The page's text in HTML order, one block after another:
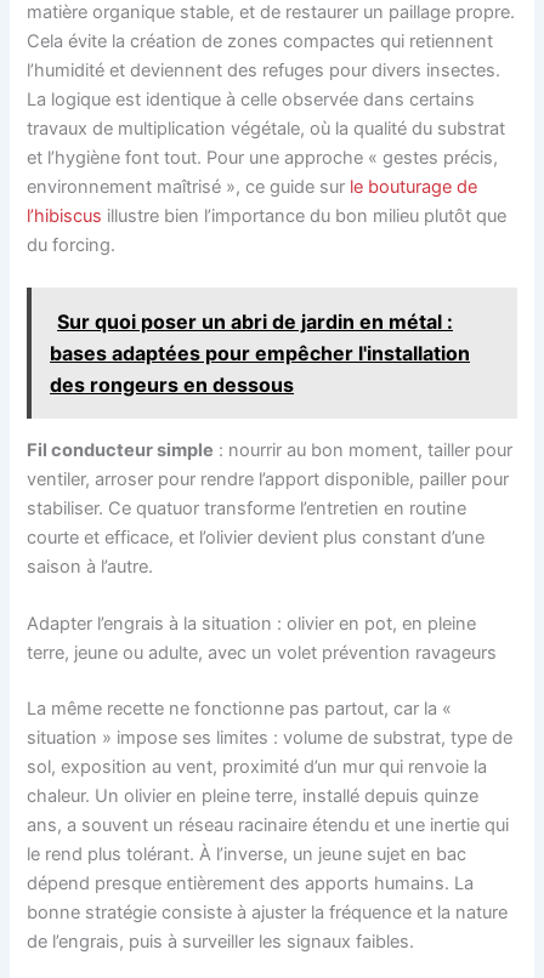
matière organique stable, et de restaurer un paillage propre.
Cela évite la création de zones compactes qui retiennent
l’humidité et deviennent des refuges pour divers insectes.
La logique est identique à celle observée dans certains
travaux de multiplication végétale, où la qualité du substrat
et l’hygiène font tout. Pour une approche « gestes précis,
environnement maîtrisé », ce guide sur le bouturage de
l’hibiscus illustre bien l’importance du bon milieu plutôt que
du forcing.
Sur quoi poser un abri de jardin en métal :
bases adaptées pour empêcher l'installation
des rongeurs en dessous
Fil conducteur simple : nourrir au bon moment, tailler pour
ventiler, arroser pour rendre l’apport disponible, pailler pour
stabiliser. Ce quatuor transforme l’entretien en routine
courte et efficace, et l’olivier devient plus constant d’une
saison à l’autre.
Adapter l’engrais à la situation : olivier en pot, en pleine
terre, jeune ou adulte, avec un volet prévention ravageurs
La même recette ne fonctionne pas partout, car la «
situation » impose ses limites : volume de substrat, type de
sol, exposition au vent, proximité d’un mur qui renvoie la
chaleur. Un olivier en pleine terre, installé depuis quinze
ans, a souvent un réseau racinaire étendu et une inertie qui
le rend plus tolérant. À l’inverse, un jeune sujet en bac
dépend presque entièrement des apports humains. La
bonne stratégie consiste à ajuster la fréquence et la nature
de l’engrais, puis à surveiller les signaux faibles.